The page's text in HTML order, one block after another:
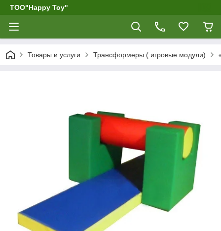
ТОО"Happy Toy"
Товары и услуги Трансформеры ( игровые модули)